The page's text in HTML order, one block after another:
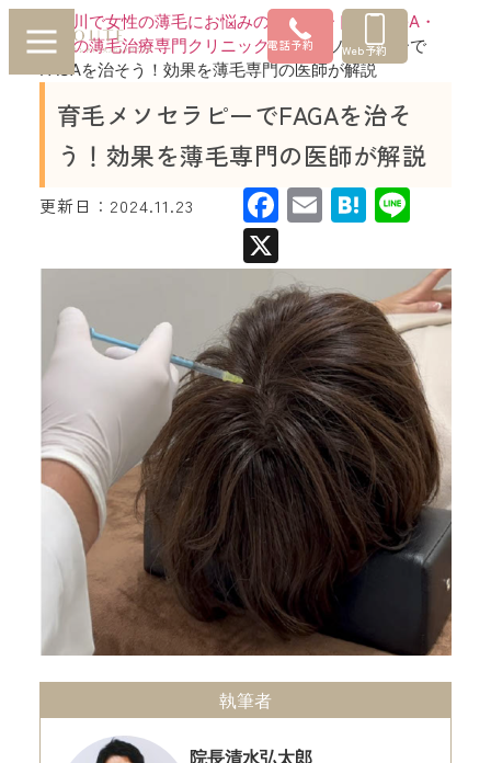
電話予約 Web予約
神奈川で女性の薄毛にお悩みの方はルートへ |FAGA・
女性の薄毛治療専門クリニック»育毛メソセラピーで
FAGAを治そう！効果を薄毛専門の医師が解説
育毛メソセラピーでFAGAを治そ
う！効果を薄毛専門の医師が解説
更新日： 2024.11.23 Facebook
EmailHatena
執筆者
院長清水弘太郎